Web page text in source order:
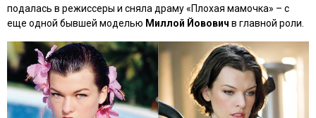
подалась в режиссеры и сняла драму«Плохая мамочка» – с
еще одной бывшей моделью Миллой Йовович в главной роли.